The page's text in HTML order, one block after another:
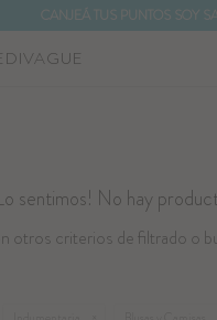
CANJEÁ TUS PUNTOS SOY
DIVAGUE
sentimos! No hay
otros criterios de filtrado o